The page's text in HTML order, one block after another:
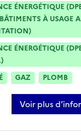
ÉNERGÉTIQUE
À USAGE
ÉNERGÉTIQUE
GAZ PLOMB
Voir plus
sur hamid